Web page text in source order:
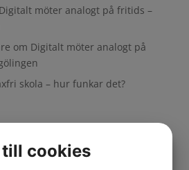
Digitalt möter analogt på fritids –
om Digitalt möter analogt på
skola – hur funkar det?
cookies